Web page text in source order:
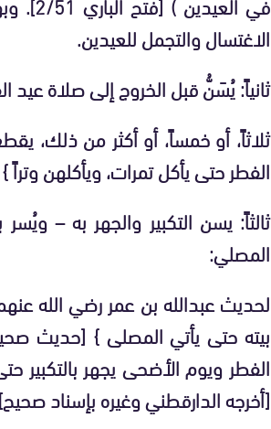
الاغتسال والتجمل للعيدين.
ثانياً: يُسَنُّ قبل الخروج إلى صلاة عيد
ثلاثاً، أو خمساً، أو أكثر من ذلك،
الفطر حتى يأكل تمرات، ويأكلهن وتراً
ثالثاً: يسن التكبير والجهر به –
المصلي:
لحديث عبدالله بن عمر رضي الله
بيته حتى يأتي المصلى } [حديث
الفطر ويوم الأضحى يجهر بالتكبير
[أخرجه الدارقطني وغيره بإسناد